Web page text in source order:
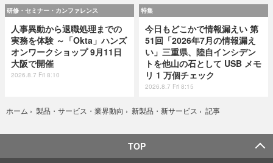
研修・セミナー・カンファレンス
人事異動から退職処理までの
実務を体験 ～「Okta」ハンズ
オンワークショップ 9月11日
大阪で開催
2026.8.7 Fri 8:10
特集
今日もどこかで情報漏えい 第
51回「2026年7月の情報漏え
い」三重県、陸自インシデン
トを他山の石として USB メモ
リ 1 万個チェック
2026.8.7 Fri 8:15
ホーム › 製品・サービス・業界動向 › 新製品・新サービス › 記事
TOP